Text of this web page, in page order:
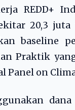
REDD+
20,3
baseline
Praktik
on